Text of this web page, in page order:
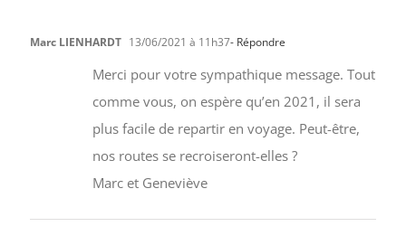
Marc LIENHARDT 13/06/2021 à 11h37- Répondre
Merci pour votre sympathique message. Tout
comme vous, on espère qu’en 2021, il sera
plus facile de repartir en voyage. Peut-être,
nos routes se recroiseront-elles ?
Marc et Geneviève